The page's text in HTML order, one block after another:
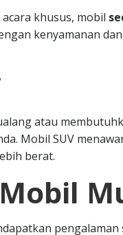
khusus, mobil
kenyamanan
atau
Mobil SUV
berat.